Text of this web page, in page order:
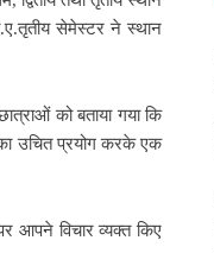
सेमेस्टर ने स्थान
को बताया गया कि
उचित प्रयोग करके एक
आपने विचार व्यक्त किए